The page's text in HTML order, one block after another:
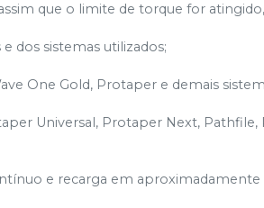
que o limite de torque for
dos sistemas utilizados;
One Gold, Protaper e demais
Universal, Protaper Next, Pathfile,
e recarga em aproximadamente